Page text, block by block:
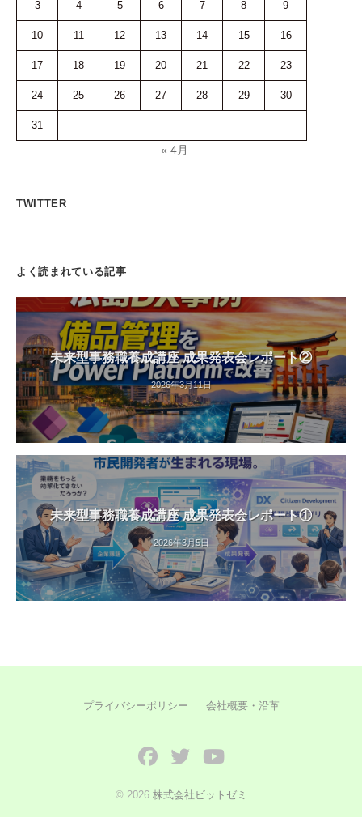
3 4 5 6 7 8 9
10 11 12 13 14 15 16
17 18 19 20 21 22 23
24 25 26 27 28 29 30
31
« 4月
TWITTER
よく読まれている記事
未来型事務職養成講座 成果発表会レポート②
2026年3月11日
未来型事務職養成講座 成果発表会レポート①
2026年3月5日
プライバシーポリシー 会社概要・沿革
FacebookTwitterYouTube
© 2026 株式会社ビットゼミ